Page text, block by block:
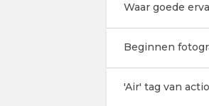
Waar goede
Beginnen
'Air' tag van